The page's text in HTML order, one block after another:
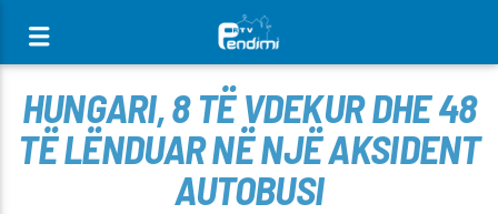
HUNGARI, 8 TË VDEKUR DHE 48
TË LËNDUAR NË NJË AKSIDENT
AUTOBUSI